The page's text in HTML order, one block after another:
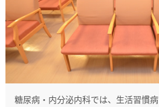
糖尿病・内分泌内科では、生活習慣